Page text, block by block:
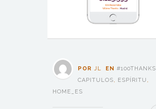
POR JL EN #100THANKS
CAPITULOS, ESPÍRITU ,
HOME_ES